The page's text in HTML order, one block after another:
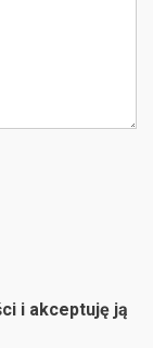
i akceptuję ją